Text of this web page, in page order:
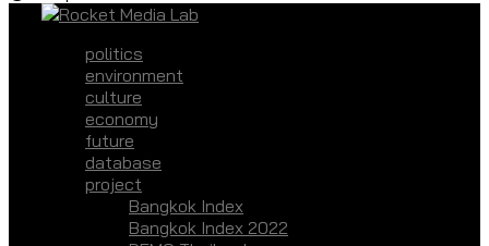
politics
environment
culture
economy
future
database
project
Bangkok Index
Bangkok Index 2022